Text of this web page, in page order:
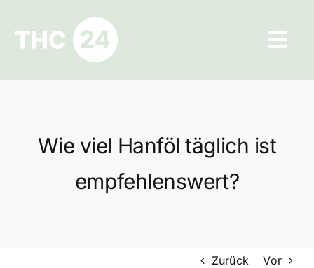
springen
Ratgeber
Datenschutz
Wie viel Hanföl täglich ist
empfehlenswert?
Zurück Vor